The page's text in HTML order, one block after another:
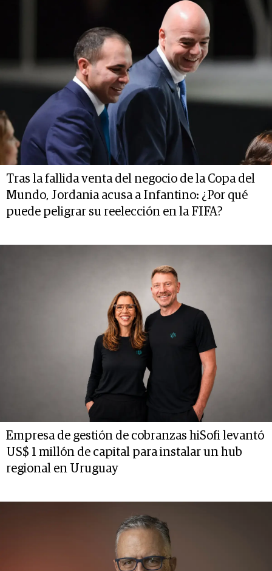
Tras la fallida venta del negocio de la Copa del
Mundo, Jordania acusa a Infantino: ¿Por qué
puede peligrar su reelección en la FIFA?
Empresa de gestión de cobranzas hiSofi levantó
US$ 1 millón de capital para instalar un hub
regional en Uruguay